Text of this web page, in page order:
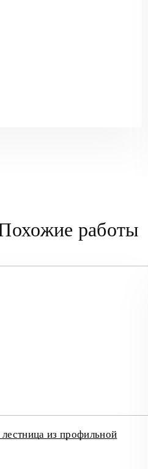
работы
из профильной